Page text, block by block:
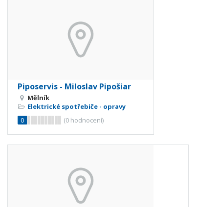
Piposervis - Miloslav Pipošiar
Mělník
Elektrické spotřebiče - opravy
0
(0 hodnocení)